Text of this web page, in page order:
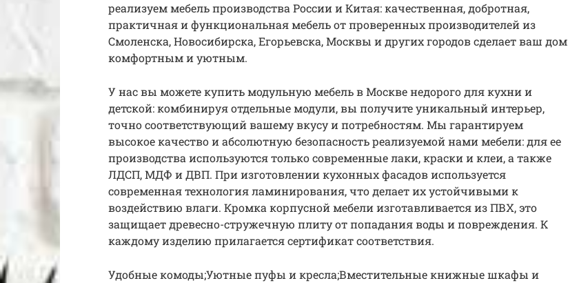
реализуем мебель производства России и Китая: качественная, добротная,
практичная и функциональная мебель от проверенных производителей из
Смоленска, Новосибирска, Егорьевска, Москвы и других городов сделает ваш дом
комфортным и уютным.
У нас вы можете купить модульную мебель в Москве недорого для кухни и
детской: комбинируя отдельные модули, вы получите уникальный интерьер,
точно соответствующий вашему вкусу и потребностям. Мы гарантируем
высокое качество и абсолютную безопасность реализуемой нами мебели: для ее
производства используются только современные лаки, краски и клеи, а также
ЛДСП, МДФ и ДВП. При изготовлении кухонных фасадов используется
современная технология ламинирования, что делает их устойчивыми к
воздействию влаги. Кромка корпусной мебели изготавливается из ПВХ, это
защищает древесно-стружечную плиту от попадания воды и повреждения. К
каждому изделию прилагается сертификат соответствия.
Удобные комоды;Уютные пуфы и кресла;Вместительные книжные шкафы и